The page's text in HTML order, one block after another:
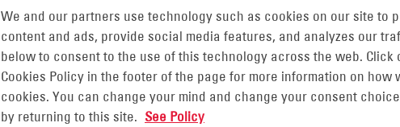
We and our partners use technology such as cookies on our site to
content and ads, provide social media features, and analyzes our
below to consent to the use of this technology across the web. Click
Cookies Policy in the footer of the page for more information on how
cookies. You can change your mind and change your consent
by returning to this site. See Policy